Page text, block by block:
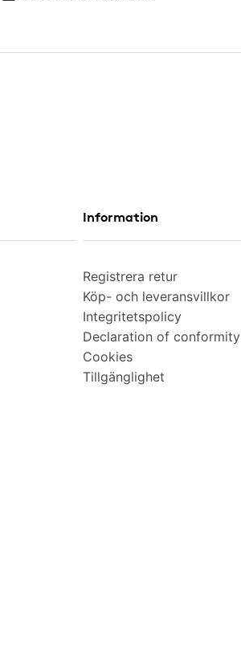
Information
Registrera retur
Köp- och leveransvillkor
Integritetspolicy
Declaration of conformity
Cookies
Tillgänglighet